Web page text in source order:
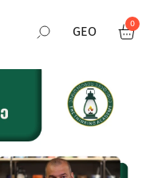
GEO
RUS
0